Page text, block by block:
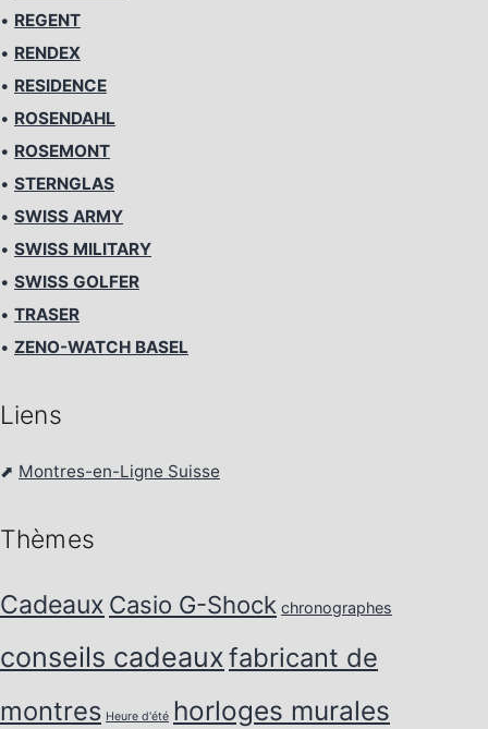
• REGENT
• RENDEX
• RESIDENCE
• ROSENDAHL
• ROSEMONT
• STERNGLAS
• SWISS ARMY
• SWISS MILITARY
• SWISS GOLFER
• TRASER
• ZENO-WATCH BASEL
Liens
⬈ Montres-en-Ligne Suisse
Thèmes
Cadeaux Casio G-Shock chronographes
conseils cadeauxfabricant de
montres Heure d'été horloges murales